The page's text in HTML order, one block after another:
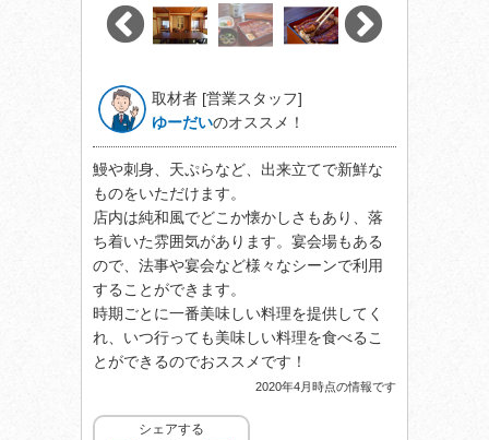
取材者 [営業スタッフ]
ゆーだいのオススメ！
鰻や刺身、天ぷらなど、出来立てで新鮮な
ものをいただけます。
店内は純和風でどこか懐かしさもあり、落
ち着いた雰囲気があります。宴会場もある
ので、法事や宴会など様々なシーンで利用
することができます。
時期ごとに一番美味しい料理を提供してく
れ、いつ行っても美味しい料理を食べるこ
とができるのでおススメです！
2020年4月時点の情報です
シェアする